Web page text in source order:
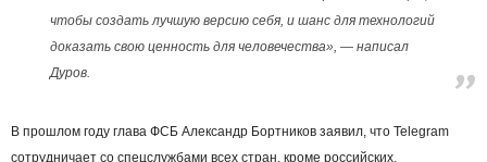
чтобы создать лучшую версию себя, и шанс для технологий
доказать свою ценность для человечества», — написал
Дуров.
В прошлом году глава ФСБ Александр Бортников заявил, что Telegram
сотрудничает со спецслужбами всех стран, кроме российских.